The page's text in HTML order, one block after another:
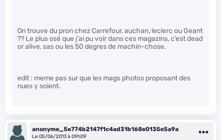
On trouve du pron chez Carrefour, auchan, leclerc ou Geant
?? Le plus osé que j’ai pu voir dans ces magazins, c’est dead
or alive, sas ou les 50 degres de machin-chose.
edit : meme pas sur que les mags photos proposant des
nues y soient.
anonyme_5e774b2147f1c4ad31b168e0135e5a9a
Le 05/06/2013 à 09h09